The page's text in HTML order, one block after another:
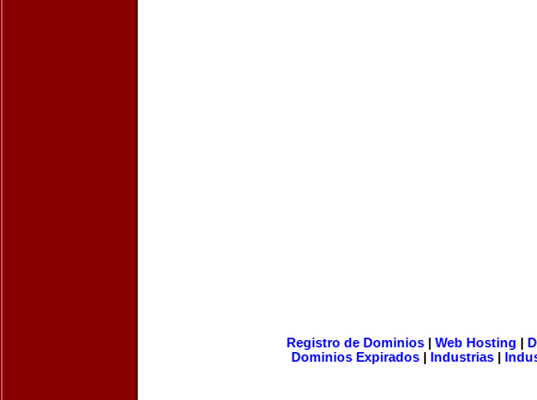
Registro de Dominios| Web Hosting |
Dominios Expirados | Industrias |